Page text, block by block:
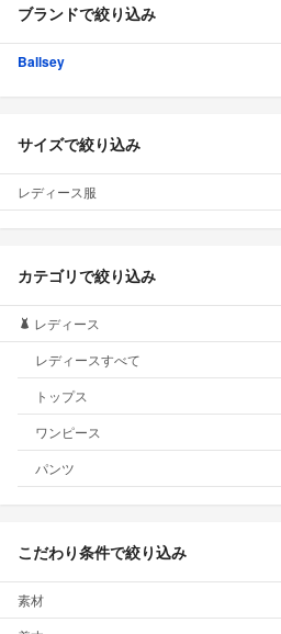
ブランドで絞り込み
Ballsey
サイズで絞り込み
レディース服
カテゴリで絞り込み
レディース
レディースすべて
トップス
ワンピース
パンツ
こだわり条件で絞り込み
素材